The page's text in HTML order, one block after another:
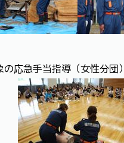
応急手当指導（女性分団）